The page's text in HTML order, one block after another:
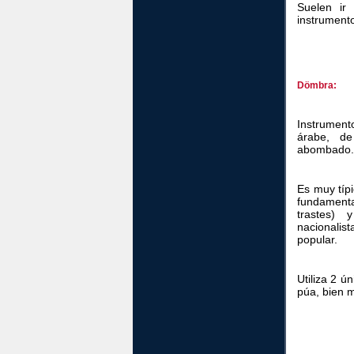
Suelen ir
Dömbra:
árabe,
abombado.
Es muy
trastes)
popular.
Utiliza 2
púa, bien